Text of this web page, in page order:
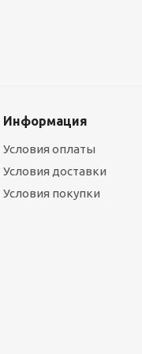
Информация
Условия оплаты
Условия доставки
Условия покупки